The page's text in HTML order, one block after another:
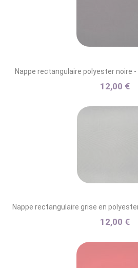
Nappe rectangulaire polyester noire -
12,00 €
Nappe rectangulaire grise en
12,00 €